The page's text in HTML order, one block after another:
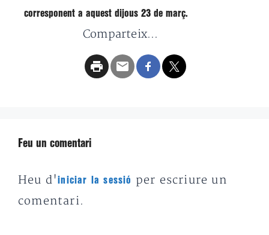
corresponent a aquest dijous 23 de març.
Comparteix...
Feu un comentari
Heu d'iniciar la sessió
per escriure un
comentari.